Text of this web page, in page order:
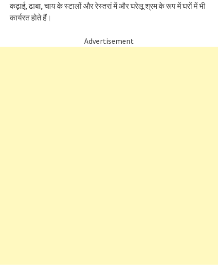
कढ़ाई, ढाबा, चाय के स्टालों और रेस्तरां में और घरेलू श्रम के रूप में घरों में भी
कार्यरत होते हैं।
Advertisement